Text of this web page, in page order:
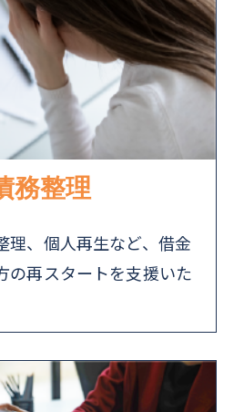
務整理
理、個人再生など、借金
の再スタートを支援いた